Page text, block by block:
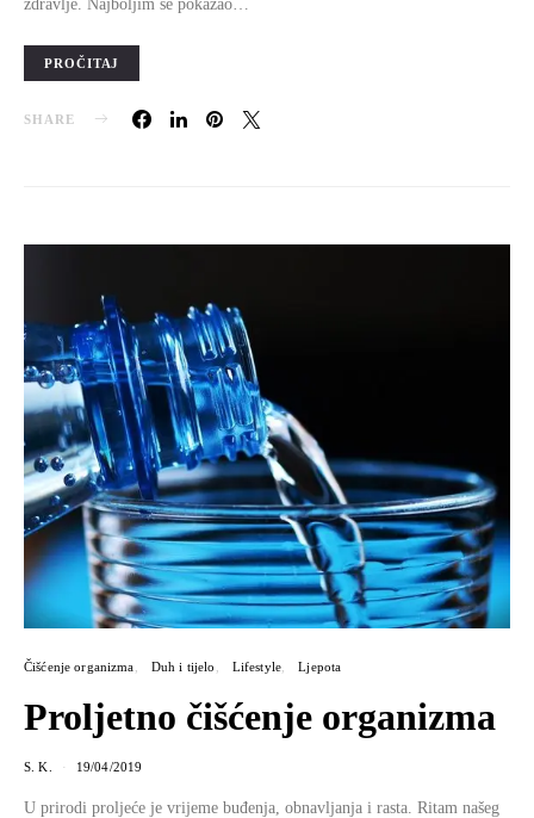
PROČITAJ
SHARE
Čišćenje organizma Duh i tijelo Lifestyle Ljepota
Proljetno čišćenje organizma
S. K. 19/04/2019
U prirodi proljeće je vrijeme buđenja, obnavljanja i rasta. Ritam našeg